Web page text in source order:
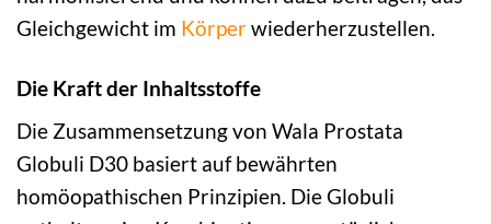
Gleichgewicht im Körperwiederherzustellen.
Die Kraft der Inhaltsstoffe
Die Zusammensetzung von Wala Prostata
Globuli D30 basiert auf bewährten
homöopathischen Prinzipien. Die Globuli